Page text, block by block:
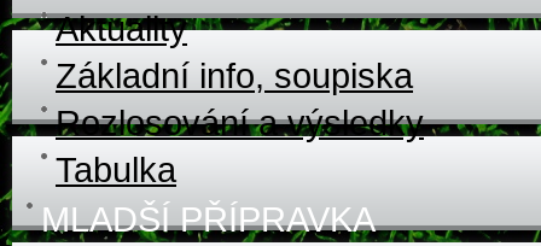
Aktuality
Základní info, soupiska
Rozlosování a výsledky
Tabulka
MLADŠÍ PŘÍPRAVKA